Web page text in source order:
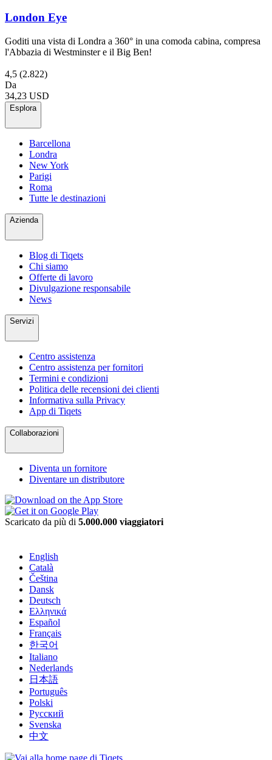
London Eye
Goditi una vista di Londra a 360° in una comoda cabina, compresa
l'Abbazia di Westminster e il Big Ben!
4,5 (2.822)
Da
34,23 USD
Esplora
Barcellona
Londra
New York
Parigi
Roma
Tutte le destinazioni
Azienda
Blog di Tiqets
Chi siamo
Offerte di lavoro
Divulgazione responsabile
News
Servizi
Centro assistenza
Centro assistenza per fornitori
Termini e condizioni
Politica delle recensioni dei clienti
Informativa sulla Privacy
App di Tiqets
Collaborazioni
Diventa un fornitore
Diventare un distributore
Scaricato da più di 5.000.000 viaggiatori
English
Català
Čeština
Dansk
Deutsch
Ελληνικά
Español
Français
한국어
Italiano
Nederlands
日本語
Português
Polski
Русский
Svenska
中文